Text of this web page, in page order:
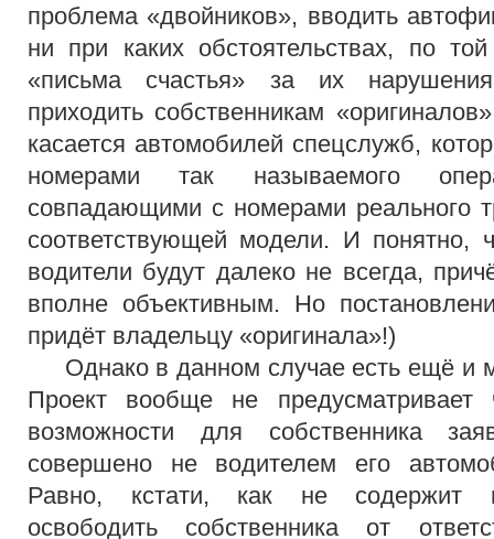
проблема «двойников», вводить
ни при каких обстоятельствах, по
«письма счастья» за их
приходить собственникам
касается автомобилей спецслужб,
номерами так называемого
совпадающими с номерами реального
соответствующей модели. И понятно,
водители будут далеко не всегда,
вполне объективным. Но
придёт владельцу «оригинала»!)
Однако в данном случае есть ещё и
Проект вообще не предусматривает
возможности для собственника
совершено не водителем его
Равно, кстати, как не содержит
освободить собственника от